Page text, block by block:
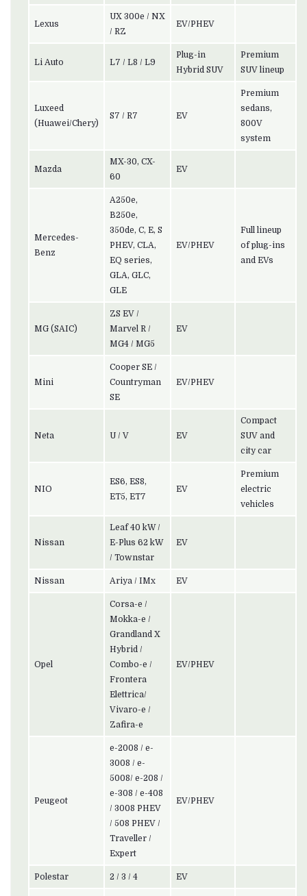
Lexus
UX 300e / NX
/ RZ
EV/PHEV
Li Auto L7 / L8 / L9
Plug-in
Hybrid SUV
Premium
SUV lineup
Luxeed
(Huawei/Chery)
S7 / R7 EV
Premium
sedans,
800V
system
Mazda
MX-30, CX-
60
EV
Mercedes-
Benz
A250e,
B250e,
350de, C, E, S
PHEV, CLA,
EQ series,
GLA, GLC,
GLE
EV/PHEV
Full lineup
of plug-ins
and EVs
MG (SAIC)
ZS EV /
Marvel R /
MG4 / MG5
EV
Mini
Cooper SE /
Countryman
SE
EV/PHEV
Neta U / V EV
Compact
SUV and
city car
NIO
ES6, ES8,
ET5, ET7
EV
Premium
electric
vehicles
Nissan
Leaf 40 kW /
E-Plus 62 kW
/ Townstar
EV
Nissan Ariya / IMx EV
Opel
Corsa-e /
Mokka-e /
Grandland X
Hybrid /
Combo-e /
Frontera
Elettrica/
Vivaro-e /
Zafira-e
EV/PHEV
Peugeot
e-2008 / e-
3008 / e-
5008/ e-208 /
e-308 / e-408
/ 3008 PHEV
/ 508 PHEV /
Traveller /
Expert
EV/PHEV
Polestar 2 / 3 / 4 EV